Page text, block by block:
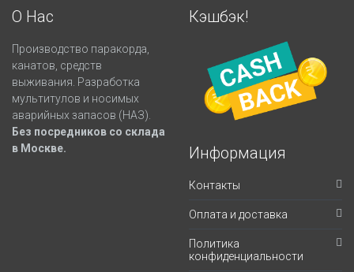
О Нас
Производство паракорда,
канатов, средств
выживания. Разработка
мультитулов и носимых
аварийных запасов (НАЗ).
Без посредников со склада
в Москве.
Кэшбэк!
Информация
Контакты
Оплата и доставка
Политика
конфиденциальности